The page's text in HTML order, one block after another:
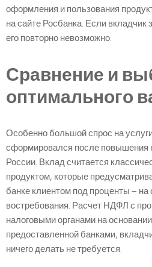
оформления и пользования
на сайте Росбанка. Если вкладчик
его повторно невозможно.
Сравнение и
оптимального
Особенно большой спрос на
сформировался после повышения
России. Вклад считается
продуктом, которые
банке клиентом под проценты –
востребования. Расчет НДФЛ с
налоговыми органами на
предоставленной банками,
ничего делать не требуется.